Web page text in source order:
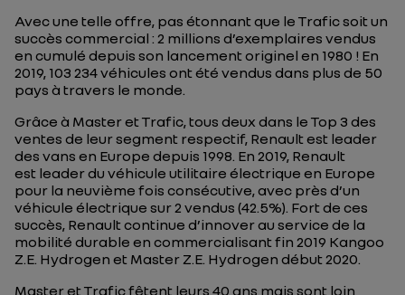
Avec une telle offre, pas étonnant que le Trafic soit un
succès commercial : 2 millions d’exemplaires vendus
en cumulé depuis son lancement originel en 1980 ! En
2019, 103 234 véhicules ont été vendus dans plus de 50
pays à travers le monde.
Grâce à Master et Trafic, tous deux dans le Top 3 des
ventes de leur segment respectif, Renault est leader
des vans en Europe depuis 1998. En 2019, Renault
est leader du véhicule utilitaire électrique en Europe
pour la neuvième fois consécutive, avec près d’un
véhicule électrique sur 2 vendus (42.5%). Fort de ces
succès, Renault continue d’innover au service de la
mobilité durable en commercialisant fin 2019 Kangoo
Z.E. Hydrogen et Master Z.E. Hydrogen début 2020.
Master et Trafic fêtent leurs 40 ans mais sont loin